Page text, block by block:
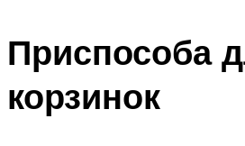
Приспособа
корзинок